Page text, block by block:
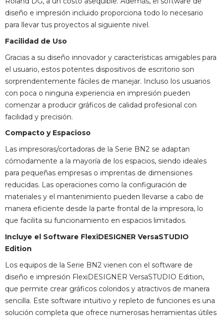
diseño e impresión incluido proporciona todo lo necesario
para llevar tus proyectos al siguiente nivel.
Facilidad de Uso
Gracias a su diseño innovador y características amigables para
el usuario, estos potentes dispositivos de escritorio son
sorprendentemente fáciles de manejar. Incluso los usuarios
con poca o ninguna experiencia en impresión pueden
comenzar a producir gráficos de calidad profesional con
facilidad y precisión.
Compacto y Espacioso
Las impresoras/cortadoras de la Serie BN2 se adaptan
cómodamente a la mayoría de los espacios, siendo ideales
para pequeñas empresas o imprentas de dimensiones
reducidas. Las operaciones como la configuración de
materiales y el mantenimiento pueden llevarse a cabo de
manera eficiente desde la parte frontal de la impresora, lo
que facilita su funcionamiento en espacios limitados.
Incluye el Software FlexiDESIGNER VersaSTUDIO
Edition
Los equipos de la Serie BN2 vienen con el software de
diseño e impresión FlexiDESIGNER VersaSTUDIO Edition,
que permite crear gráficos coloridos y atractivos de manera
sencilla. Este software intuitivo y repleto de funciones es una
solución completa que ofrece numerosas herramientas útiles